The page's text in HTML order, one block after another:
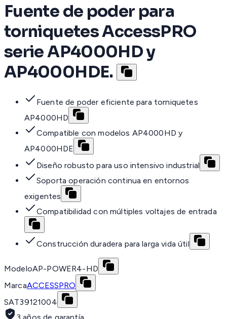
Fuente de poder para
torniquetes AccessPRO
serie AP4000HD y
AP4000HDE.
Fuente de poder eficiente para torniquetes
AP4000HD
Compatible con modelos AP4000HD y
AP4000HDE
Diseño robusto para uso intensivo industrial
Soporta operación continua en entornos
exigentes
Compatibilidad con múltiples voltajes de entrada
Construcción duradera para larga vida útil
ModeloAP-POWER4-HD
MarcaACCESSPRO
SAT39121004